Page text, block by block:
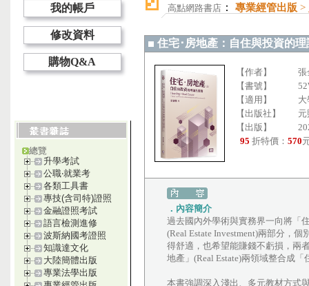
我的帳戶
修改資料
購物Q&A
總覽
升學考試
公職‧就業考
各類工具書
專技(含司特)證照
金融證照考試
語言檢測進修
波斯納國考證照
知識達文化
大陸簡體出版
專業法學出版
高點網路書店 ： 專業經管出版 >
住宅･房地產：自住與投資的
【作者】
【書號】
【適用】
【出版社】
【出版】
95 折特價： 570
．內容簡介
過去國內外學術與實務界一向將「
(Real Estate Investment)兩部分，
得舒適，也希望能賺錢不虧損，兩
地產」(Real Estate)兩領域整合成
本書強調深入淺出、多元教材方式